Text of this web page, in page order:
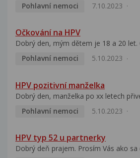
Pohlavní nemoci
7.10.2023
Očkování na HPV
Dobrý den, mým dětem je 18 a 20 let.
Pohlavní nemoci
5.10.2023
HPV pozitivní manželka
Dobrý den, manželka po xx letech
Pohlavní nemoci
5.10.2023
HPV typ 52 u partnerky
Dobrý deň prajem. Prosím Vás ako sa